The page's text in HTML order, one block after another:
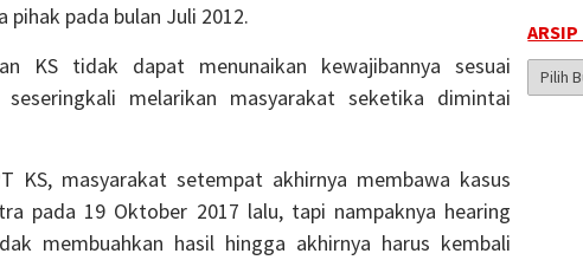
pada bulan Juli 2012.
KS tidak dapat menunaikan kewajibannya sesuai
melarikan masyarakat seketika dimintai
KS, masyarakat setempat akhirnya membawa kasus
pada 19 Oktober 2017 lalu, tapi nampaknya hearing
membuahkan hasil hingga akhirnya harus kembali
Arsip
Berita